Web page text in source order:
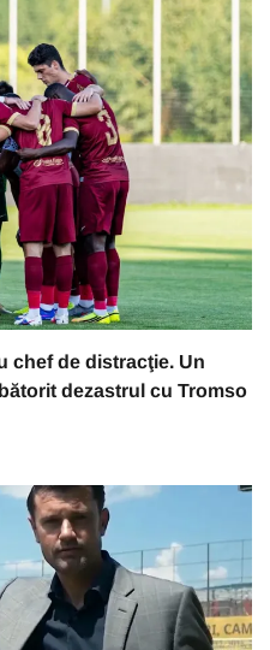
chef de distracţie. Un
dezastrul cu Tromso